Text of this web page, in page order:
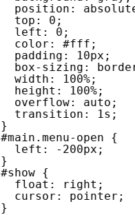
position:
top: 0;
left: 0;
color: #fff;
padding: 10px;
box-sizing:
width: 100%;
height: 100%;
overflow: auto;
transition: 1s;
}
#main.menu-open {
left: -200px;
}
#show {
float: right;
cursor: pointer;
}